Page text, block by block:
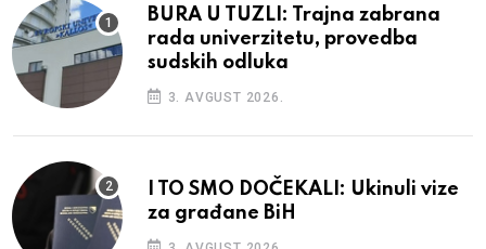
BURA U TUZLI: Trajna zabrana
rada univerzitetu, provedba
sudskih odluka
3. AVGUST 2026.
I TO SMO DOČEKALI: Ukinuli vize
za građane BiH